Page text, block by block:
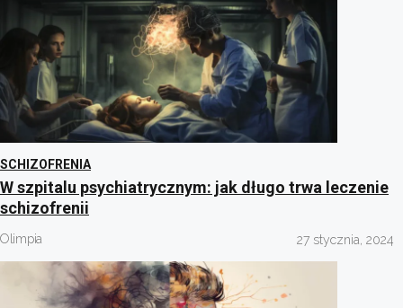
SCHIZOFRENIA
W szpitalu psychiatrycznym: jak długo trwa leczenie
schizofrenii
Olimpia 27 stycznia, 2024